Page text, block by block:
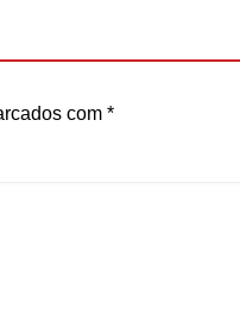
com *